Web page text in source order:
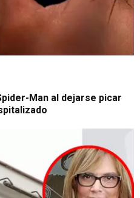
Man al dejarse picar